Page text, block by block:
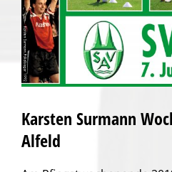
Karsten Surmann
Alfeld